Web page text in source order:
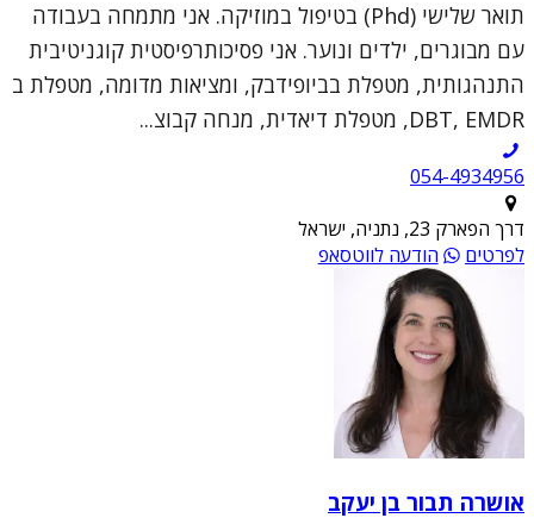
תואר שלישי (Phd) בטיפול במוזיקה. אני מתמחה בעבודה
עם מבוגרים, ילדים ונוער. אני פסיכותרפיסטית קוגניטיבית
התנהגותית, מטפלת בביופידבק, ומציאות מדומה, מטפלת ב
DBT, EMDR, מטפלת דיאדית, מנחה קבוצ...
054-4934956
דרך הפארק 23, נתניה, ישראל
לפרטים
הודעה לווטסאפ
אושרה תבור בן יעקב